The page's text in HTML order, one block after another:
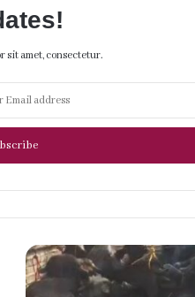
sit amet, consectetur.